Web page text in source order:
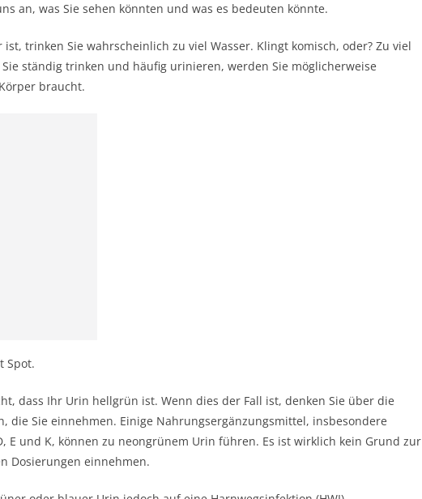
an, was Sie sehen könnten und was es bedeuten könnte.
trinken Sie wahrscheinlich zu viel Wasser. Klingt komisch, oder? Zu viel
Sie ständig trinken und häufig urinieren, werden Sie möglicherweise
braucht.
Spot.
dass Ihr Urin hellgrün ist. Wenn dies der Fall ist, denken Sie über die
die Sie einnehmen. Einige Nahrungsergänzungsmittel, insbesondere
E und K, können zu neongrünem Urin führen. Es ist wirklich kein Grund zur
Dosierungen einnehmen.